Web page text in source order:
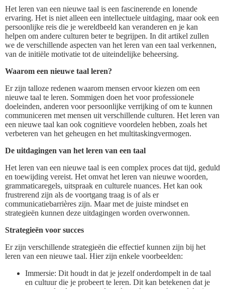
Het leren van een nieuwe taal is een fascinerende en lonende
ervaring. Het is niet alleen een intellectuele uitdaging, maar ook een
persoonlijke reis die je wereldbeeld kan veranderen en je kan
helpen om andere culturen beter te begrijpen. In dit artikel zullen
we de verschillende aspecten van het leren van een taal verkennen,
van de initiële motivatie tot de uiteindelijke beheersing.
Waarom een nieuwe taal leren?
Er zijn talloze redenen waarom mensen ervoor kiezen om een
nieuwe taal te leren. Sommigen doen het voor professionele
doeleinden, anderen voor persoonlijke verrijking of om te kunnen
communiceren met mensen uit verschillende culturen. Het leren van
een nieuwe taal kan ook cognitieve voordelen hebben, zoals het
verbeteren van het geheugen en het multitaskingvermogen.
De uitdagingen van het leren van een taal
Het leren van een nieuwe taal is een complex proces dat tijd, geduld
en toewijding vereist. Het omvat het leren van nieuwe woorden,
grammaticaregels, uitspraak en culturele nuances. Het kan ook
frustrerend zijn als de voortgang traag is of als er
communicatiebarrières zijn. Maar met de juiste mindset en
strategieën kunnen deze uitdagingen worden overwonnen.
Strategieën voor succes
Er zijn verschillende strategieën die effectief kunnen zijn bij het
leren van een nieuwe taal. Hier zijn enkele voorbeelden:
Immersie: Dit houdt in dat je jezelf onderdompelt in de taal
en cultuur die je probeert te leren. Dit kan betekenen dat je